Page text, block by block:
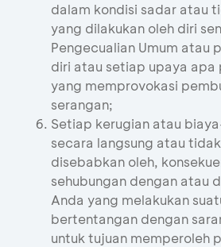
dalam kondisi sadar atau
yang dilakukan oleh diri
Pengecualian Umum atau
diri atau setiap upaya apa
yang memprovokasi
serangan;
Setiap kerugian atau
secara langsung atau
disebabkan oleh,
sehubungan dengan atau
Anda yang melakukan
bertentangan dengan
untuk tujuan memperoleh